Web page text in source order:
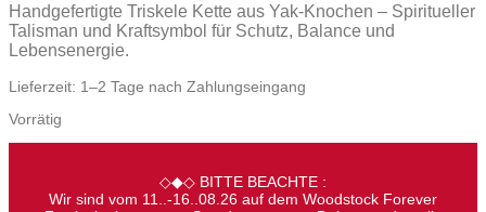
Handgefertigte Triskele Kette aus Yak-Knochen – Spiritueller
Talisman und Kraftsymbol für Schutz, Balance und
Lebensenergie.
Lieferzeit: 1–2 Tage nach Zahlungseingang
Vorrätig
◇◆◇ BITTE BEACHTE :
Wir sind vom 11..-16..08.26 auf dem Woodstock Forever